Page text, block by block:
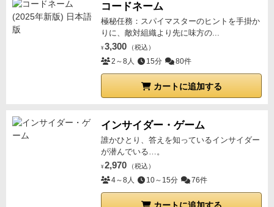
の魅力は、「トリテの複雑なシステムが、落語のテー
マと完璧にシンクロしている点」に尽きます。 カード
の数値はすべてユニークで、それぞれに「滑稽噺」
「人情噺」「怪談」といったスート（色）が存在しま
す。落語の大ネタほど数値が高く、前座噺は低いた
め、「『牛ほめ』と『芝浜』だったら、どっちがトリ
は見えにくい「勝ちどころ」が、テーマのおかげで自
然と見えてきます。
さらに、以下の要素がトリテのシ
ステムと見事に合致しています。
夏の怪談噺は＋1点 ＝「トリックボーナス」の概念
季節の演目で称号獲得 ＝「マストフォロー」への動機
ジャンルを揃えるとボーナス ＝「セットコレクショ
コードネーム
極秘任務：スパイマスターのヒントを手掛か
りに、敵対組織より先に味方の...
¥ 3,300 （税込）
2～8人 15分 80件
カートに追加する
インサイダー・ゲーム
誰かひとり、答えを知っているインサイダー
が潜んでいる…。
¥ 2,970 （税込）
4～8人 10～15分 76件